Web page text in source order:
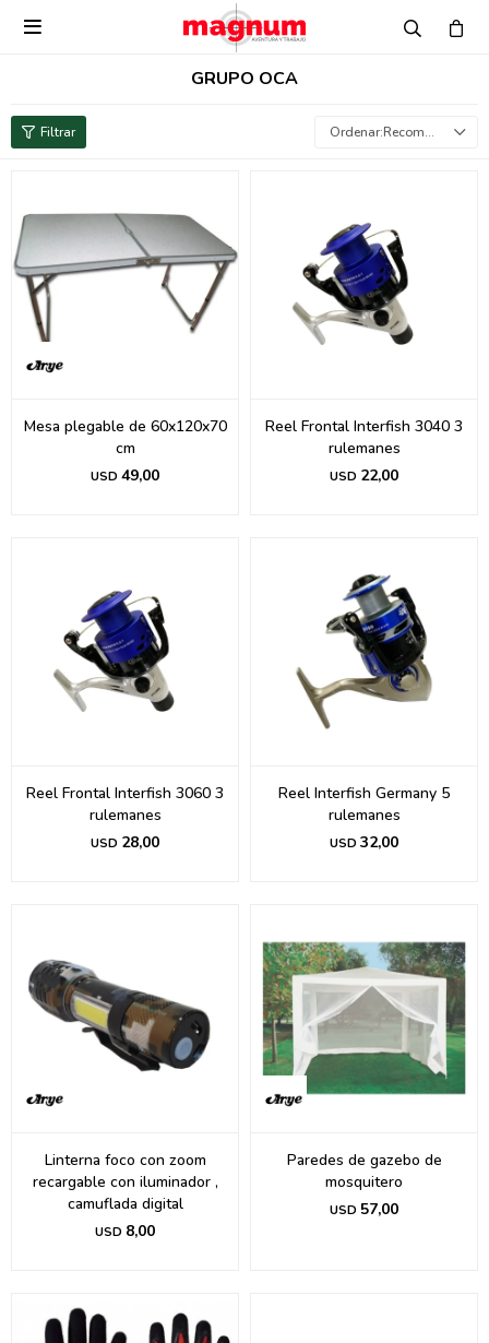

GRUPO OCA
Recomendados
Mesa plegable de 60x120x70
cm
USD 49,00
Reel Frontal Interfish 3040 3
rulemanes
USD 22,00
Reel Frontal Interfish 3060 3
rulemanes
USD 28,00
Reel Interfish Germany 5
rulemanes
USD 32,00
Linterna foco con zoom
recargable con iluminador ,
camuflada digital
USD 8,00
Paredes de gazebo de
mosquitero
USD 57,00